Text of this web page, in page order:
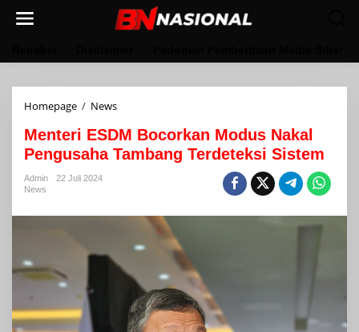
Homepage / NewsMenteri
Bocorkan
Modus
Nakal
Sistem
Menteri ESDM Bocorkan Modus Nakal
Pengusaha Tambang Terdeteksi Sistem
Admin
22 Juli 2024
News